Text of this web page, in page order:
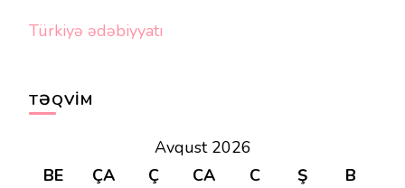
Türkiyə ədəbiyyatı
TƏQVIM
Avqust 2026
BE
ÇA Ç CA C Ş
B